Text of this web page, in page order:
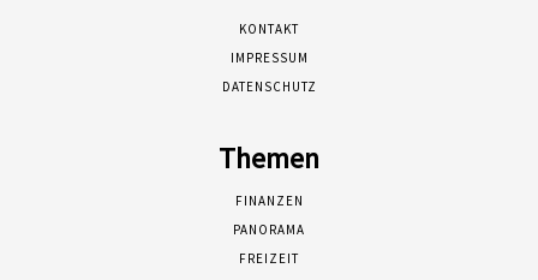
KONTAKT
IMPRESSUM
DATENSCHUTZ
Themen
FINANZEN
PANORAMA
FREIZEIT